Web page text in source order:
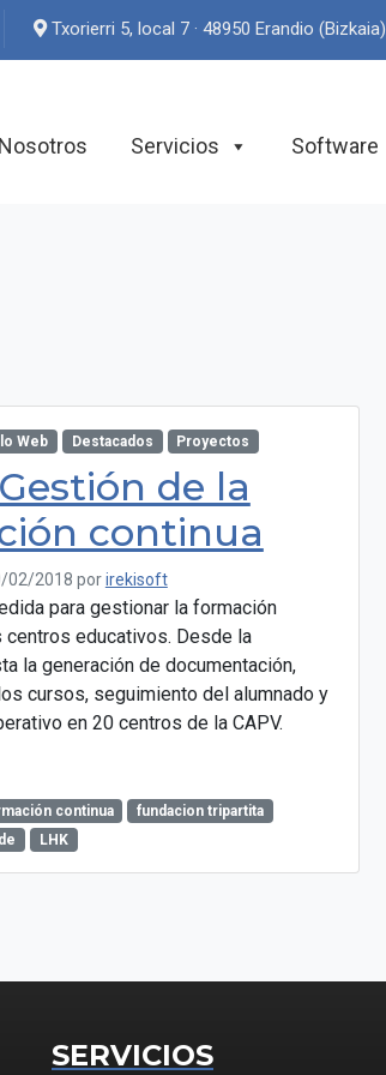
Txorierri 5, local 7 · 48950 Erandio (Bizkaia)
Nosotros Servicios Software
Web Destacados Proyectos
de la
continua
02/2018 porirekisoft
para gestionar la formación
centros educativos. Desde la
la generación de documentación,
cursos, seguimiento del alumnado y
en 20 centros de la CAPV.
continua
fundacion tripartita
LHK
SERVICIOS